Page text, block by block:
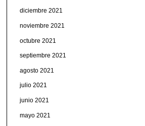
diciembre 2021
noviembre 2021
octubre 2021
septiembre 2021
agosto 2021
julio 2021
junio 2021
mayo 2021